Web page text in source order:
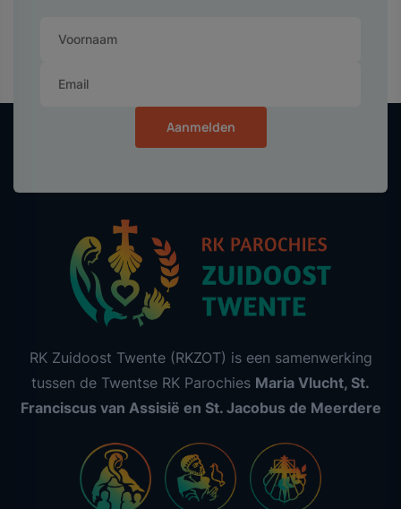
Aanmelden
RK Zuidoost Twente (RKZOT) is een samenwerking
tussen de Twentse RK Parochies Maria Vlucht, St.
Franciscus van Assisië en St. Jacobus de Meerdere